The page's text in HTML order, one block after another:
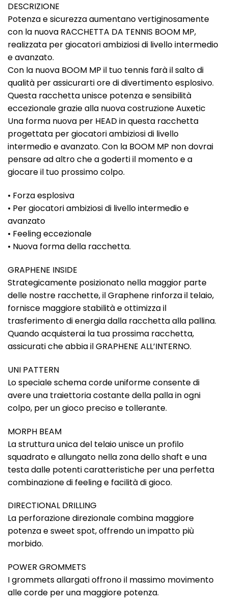
DESCRIZIONE
Potenza e sicurezza aumentano vertiginosamente
con la nuova RACCHETTA DA TENNIS BOOM MP,
realizzata per giocatori ambiziosi di livello intermedio
e avanzato.
Con la nuova BOOM MP il tuo tennis farà il salto di
qualità per assicurarti ore di divertimento esplosivo.
Questa racchetta unisce potenza e sensibilità
eccezionale grazie alla nuova costruzione Auxetic
Una forma nuova per HEAD in questa racchetta
progettata per giocatori ambiziosi di livello
intermedio e avanzato. Con la BOOM MP non dovrai
pensare ad altro che a goderti il momento e a
giocare il tuo prossimo colpo.
• Forza esplosiva
• Per giocatori ambiziosi di livello intermedio e
avanzato
• Feeling eccezionale
• Nuova forma della racchetta.
GRAPHENE INSIDE
Strategicamente posizionato nella maggior parte
delle nostre racchette, il Graphene rinforza il telaio,
fornisce maggiore stabilità e ottimizza il
trasferimento di energia dalla racchetta alla pallina.
Quando acquisterai la tua prossima racchetta,
assicurati che abbia il GRAPHENE ALL’INTERNO.
UNI PATTERN
Lo speciale schema corde uniforme consente di
avere una traiettoria costante della palla in ogni
colpo, per un gioco preciso e tollerante.
MORPH BEAM
La struttura unica del telaio unisce un profilo
squadrato e allungato nella zona dello shaft e una
testa dalle potenti caratteristiche per una perfetta
combinazione di feeling e facilità di gioco.
DIRECTIONAL DRILLING
La perforazione direzionale combina maggiore
potenza e sweet spot, offrendo un impatto più
morbido.
POWER GROMMETS
I grommets allargati offrono il massimo movimento
alle corde per una maggiore potenza.